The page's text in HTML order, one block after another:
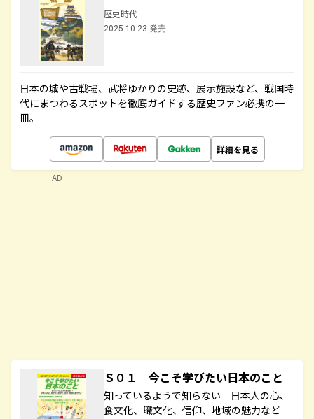
歴史時代
2025.10.23 発売
日本の城や古戦場、武将ゆかりの史跡、展示施設など、戦国時
代にまつわるスポットを徹底ガイドする歴史ファン必携の一
冊。
詳細を見る
Ｓ０１ 今こそ学びたい日本のこと
知っているようで知らない 日本人の心、
食文化、職文化、信仰、地域の魅力など
AD